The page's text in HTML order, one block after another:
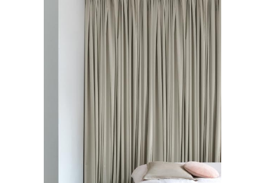
Гармония с интерьером Модные картины
Картины на стене Современные картины
Необычные картины
Универсальные
картины